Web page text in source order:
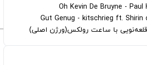
قلعه‌نویی با ساعت رولکس(ورژن اصلی)